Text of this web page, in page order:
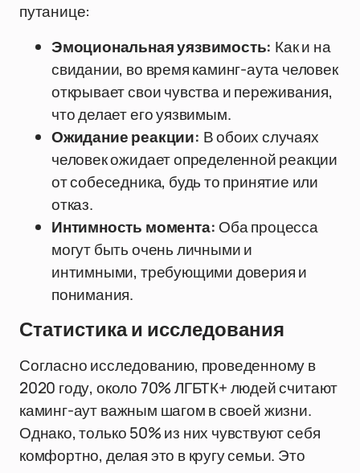
путанице:
Эмоциональная уязвимость: Как и на
свидании, во время каминг-аута человек
открывает свои чувства и переживания,
что делает его уязвимым.
Ожидание реакции: В обоих случаях
человек ожидает определенной реакции
от собеседника, будь то принятие или
отказ.
Интимность момента: Оба процесса
могут быть очень личными и
интимными, требующими доверия и
понимания.
Статистика и исследования
Согласно исследованию, проведенному в
2020 году, около 70% ЛГБТК+ людей считают
каминг-аут важным шагом в своей жизни.
Однако, только 50% из них чувствуют себя
комфортно, делая это в кругу семьи. Это